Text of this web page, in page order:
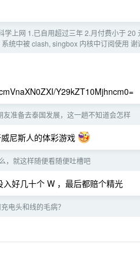
学上网 1.已自用超过三年 2.月付费小于 20
统中被 clash, singbox 内核中订阅使用 谢
Y29kZT10Mjhncm0=
友准备去泰国发展，这一趟不知道会怎样
尼斯人的体彩游戏
，就这样随便看随便吐槽吧
好几十个 W ，最后都赔个精光
电头和线的毛病？